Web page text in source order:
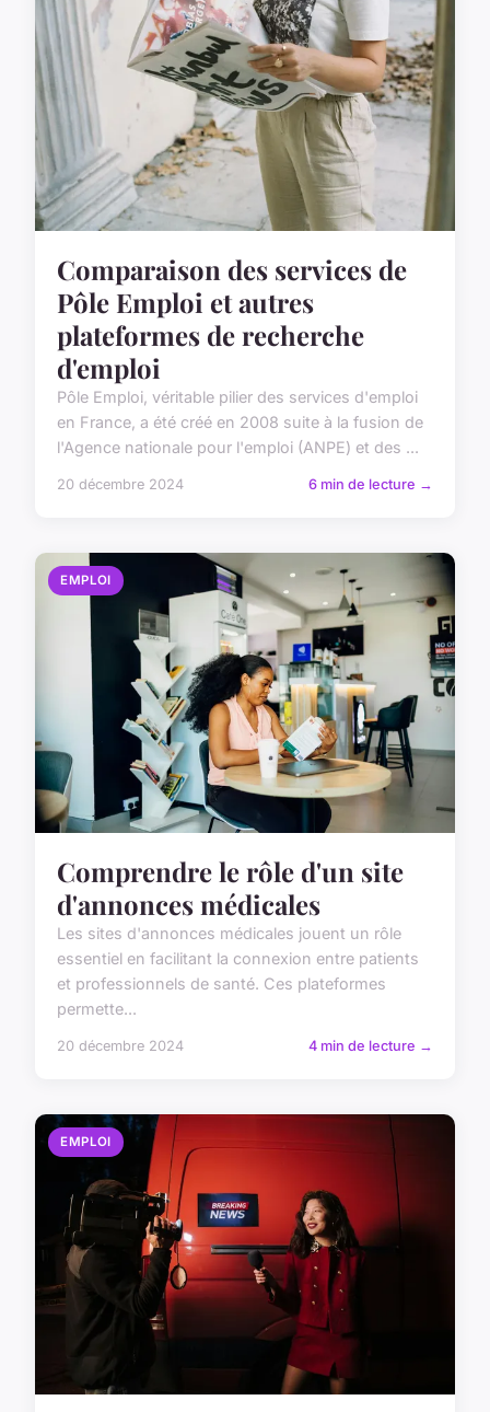
Comparaison des services de
Pôle Emploi et autres
plateformes de recherche
d'emploi
Pôle Emploi, véritable pilier des services d'emploi
en France, a été créé en 2008 suite à la fusion de
l'Agence nationale pour l'emploi (ANPE) et des ...
20 décembre 2024 6 min de lecture →
EMPLOI
Comprendre le rôle d'un site
d'annonces médicales
Les sites d'annonces médicales jouent un rôle
essentiel en facilitant la connexion entre patients
et professionnels de santé. Ces plateformes
permette...
20 décembre 2024 4 min de lecture →
EMPLOI